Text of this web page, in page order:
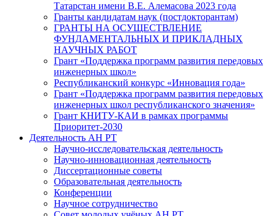
Татарстан имени В.Е. Алемасова 2023 года
Гранты кандидатам наук (постдокторантам)
ГРАНТЫ НА ОСУЩЕСТВЛЕНИЕ
ФУНДАМЕНТАЛЬНЫХ И ПРИКЛАДНЫХ
НАУЧНЫХ РАБОТ
Грант «Поддержка программ развития передовых
инженерных школ»
Республиканский конкурс «Инновация года»
Грант «Поддержка программ развития передовых
инженерных школ республиканского значения»
Грант КНИТУ-КАИ в рамках программы
Приоритет-2030
Деятельность АН РТ
Научно-исследовательская деятельность
Научно-инновационная деятельность
Диссертационные советы
Образовательная деятельность
Конференции
Научное сотрудничество